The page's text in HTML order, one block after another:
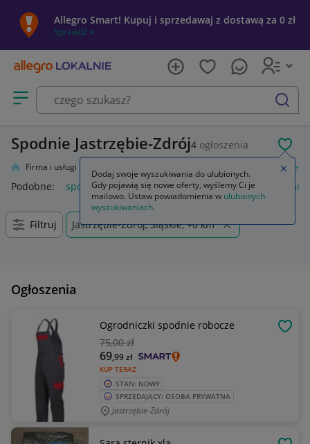
Allegro Smart! Kupuj i sprzedawaj z dostawą za 0 zł
Sprawdź »
Otwórz menu z kategoriami
szukaj
Spodnie Jastrzębie-Zdrój4 ogłoszenia
Firma i usługi Spodnie
Podobne: spodnie spodnie robocze spodnie męskie
Filtruj Jastrzębie-Zdrój, Śląskie, +0 km
Ogłoszenia
Ogrodniczki spodnie robocze
75,00 zł
KUP TERAZ
69,99zł
STAN: NOWY
SPRZEDAJĄCY: OSOBA PRYWATNA
Jastrzębie-Zdrój
Dodaj swoje wyszukiwania do ulubionych.
Gdy pojawią się nowe oferty, wyślemy Ci je
mailowo. Ustaw powiadomienia w ulubionych
wyszukiwaniach.